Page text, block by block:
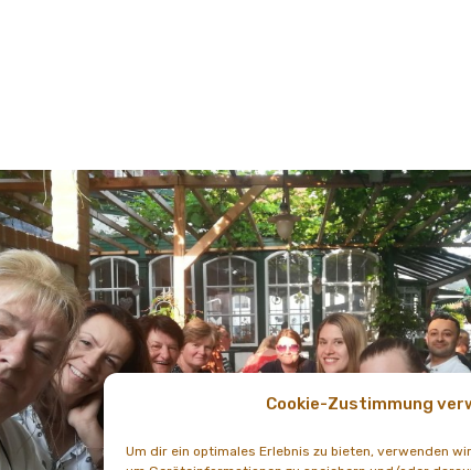
Cookie-Zustimmung
Um dir ein optimales Erlebnis zu bieten, verwenden